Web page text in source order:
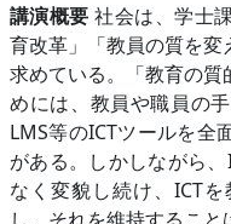
講演概要社会は、学士
育改革」「教員の質を
求めている。「教育の質
めには、教員や職員の
LMS等のICTツールを全
がある。しかしながら
なく変貌し続け、ICT